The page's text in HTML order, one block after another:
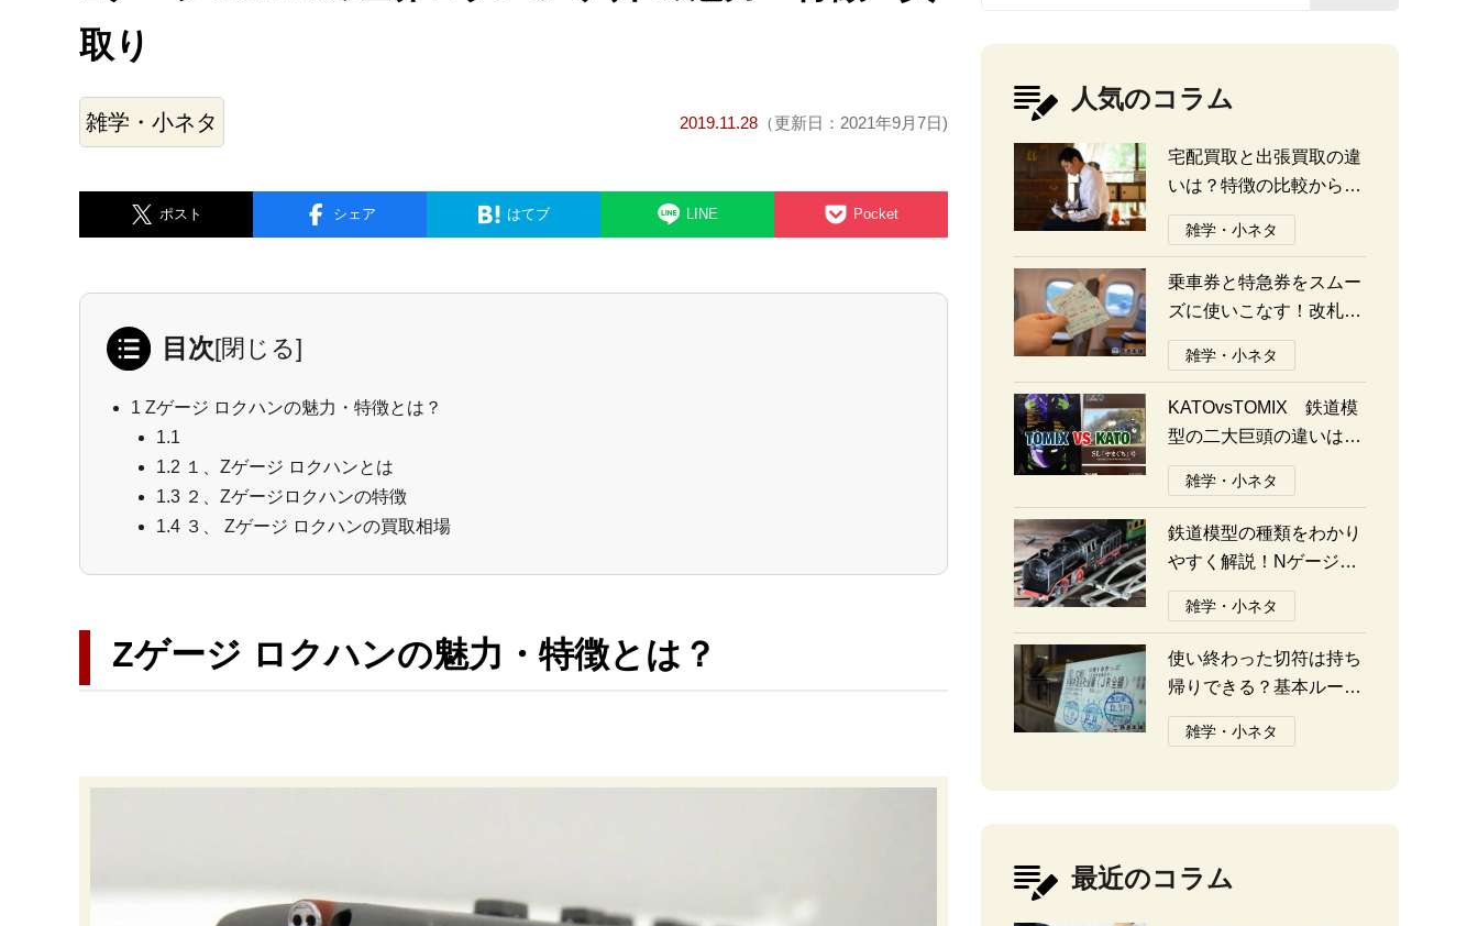
取り
雑学・小ネタ 2019.11.28 （更新日：2021年9月7日)
ポスト シェア はてブ LINE Pocket
目次[閉じる]
1 Zゲージ ロクハンの魅力・特徴とは？
1.1
1.2 １、Zゲージ ロクハンとは
1.3２、Zゲージロクハンの特徴
1.4３、 Zゲージ ロクハンの買取相場
Zゲージ ロクハンの魅力・特徴とは？
人気のコラム
宅配買取と出張買取の違
いは？特徴の比較から探
る選び方のポイント
雑学・小ネタ
乗車券と特急券をスムー
ズに使いこなす！改札の
通り方ガイド
雑学・小ネタ
KATOvsTOMIX 鉄道模
型の二大巨頭の違いは何
か？あなたはどっち派？
雑学・小ネタ
鉄道模型の種類をわかり
やすく解説！Nゲージ、
Oゲージ、Zゲージなど
の違いについて
雑学・小ネタ
使い終わった切符は持ち
帰りできる？基本ルール
と注意点
雑学・小ネタ
最近のコラム